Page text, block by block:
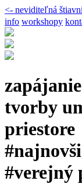
<- neviditeľná
info workshopy
tvorby
priestore
#verejný